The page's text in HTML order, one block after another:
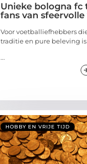
Unieke bologna
fans van
Voor voetballiefhebbers
traditie en pure beleving
...
HOBBY EN VRIJE TIJD